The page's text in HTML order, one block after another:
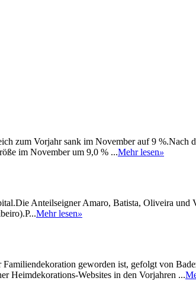
zum Vorjahr sank im November auf 9 %.Nach
im November um 9,0 % ...Mehr lesen»
Anteilseigner Amaro, Batista, Oliveira und
Mehr lesen»
geworden ist, gefolgt von
Heimdekorations-Websites in den Vorjahren ...